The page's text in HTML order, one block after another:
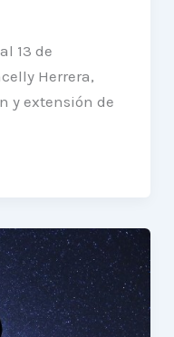
13 de
Herrera,
y extensión de